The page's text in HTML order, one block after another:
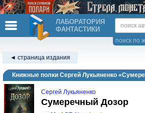
ЛАБОРАТОРИЯ
ФАНТАСТИКИ
поиск по
◄ страница издания
Книжные полки Сергей Лукьяненко
Сергей Лукьяненко
Сумеречный Дозор